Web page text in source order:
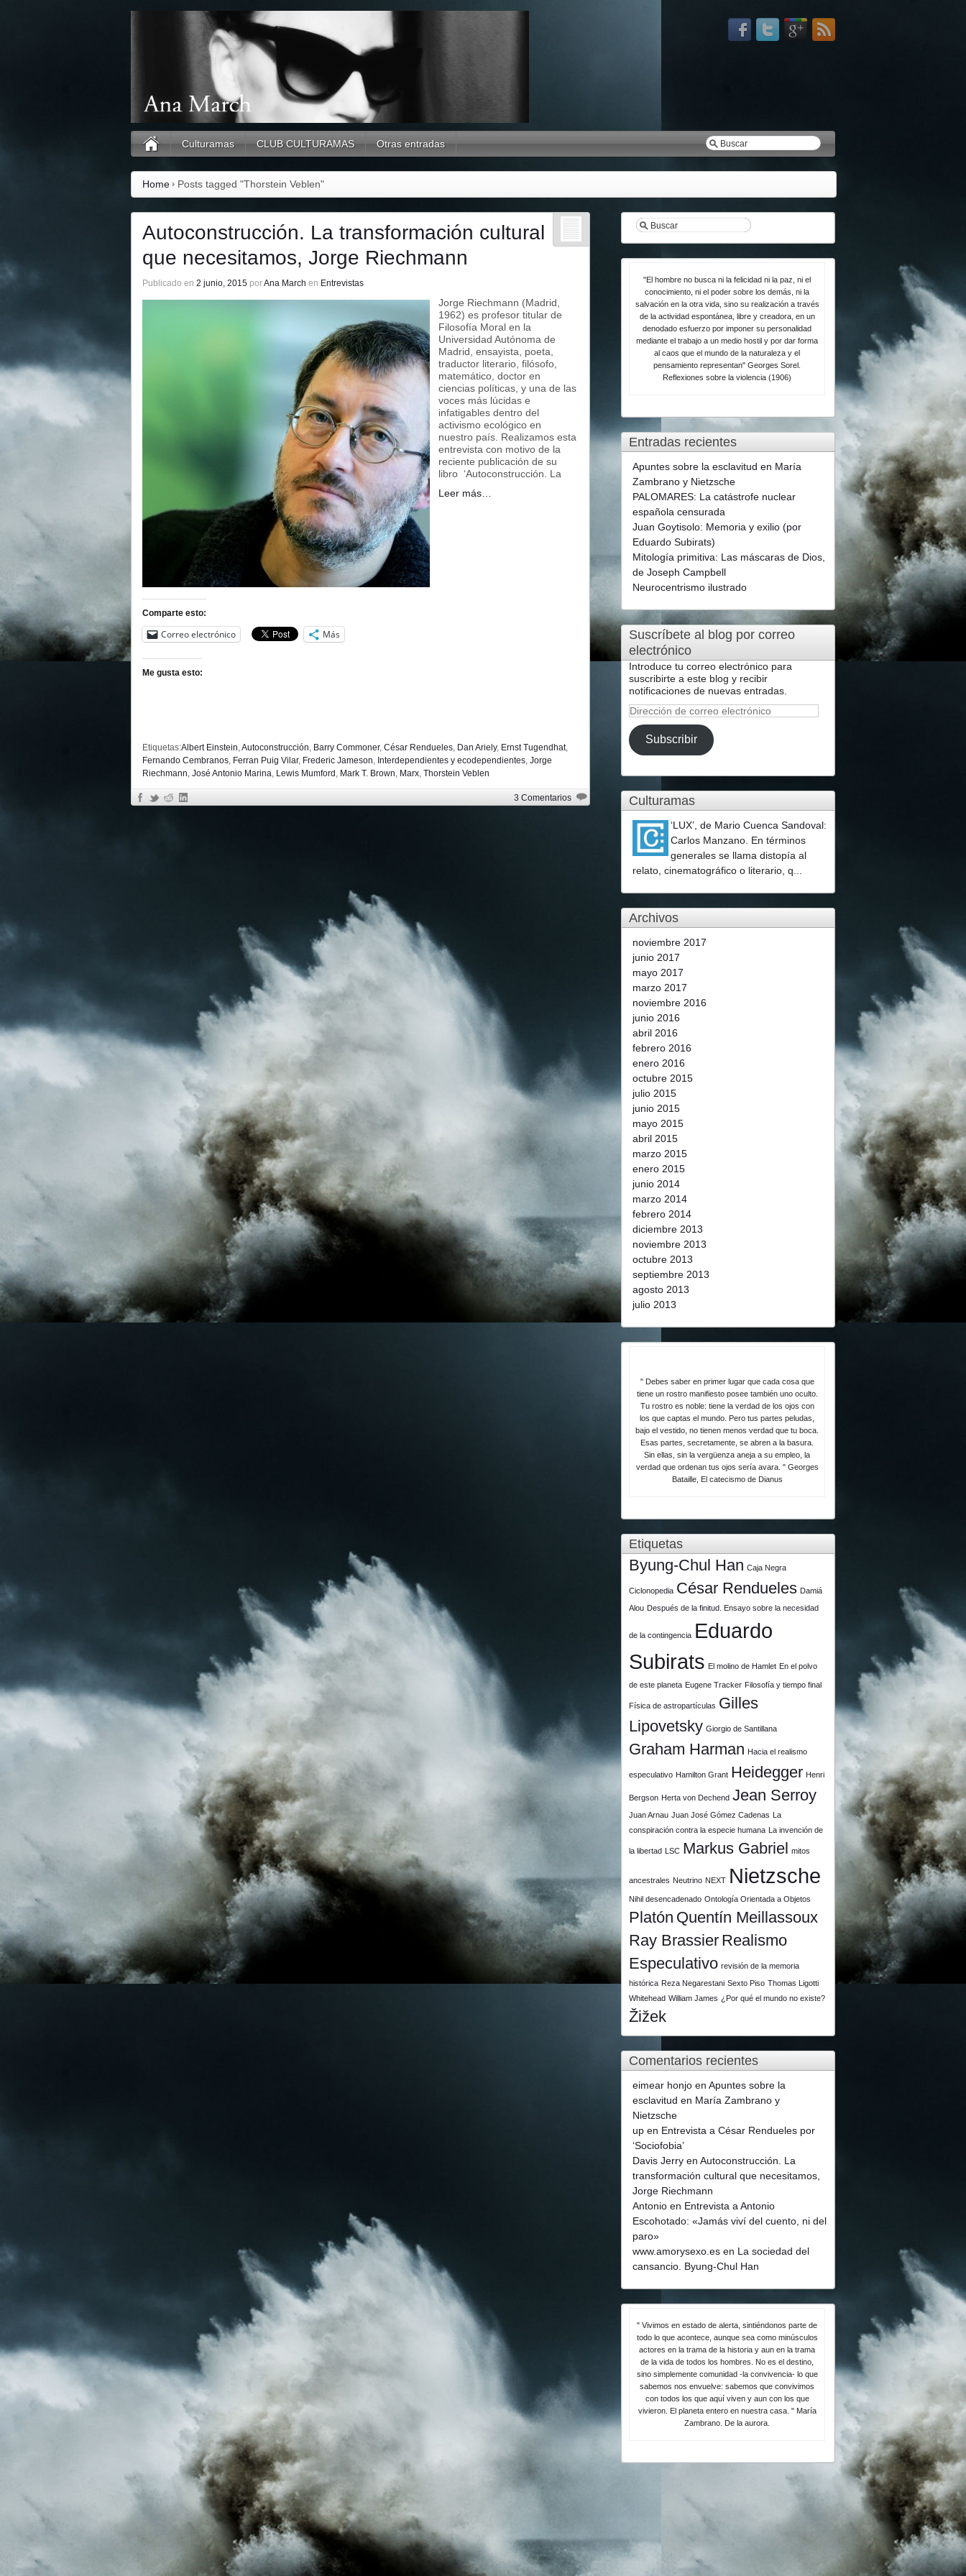
Culturamas CLUB CULTURAMAS Otras entradas
Home Posts tagged "Thorstein Veblen"
Autoconstrucción. La transformación cultural
que necesitamos, Jorge Riechmann
Publicado en 2 junio, 2015 porAna March en Entrevistas
Jorge Riechmann (Madrid,
1962) es profesor titular de
Filosofía Moral en la
Universidad Autónoma de
Madrid, ensayista, poeta,
traductor literario, filósofo,
matemático, doctor en
ciencias políticas, y una de las
voces más lúcidas e
infatigables dentro del
activismo ecológico en
nuestro país. Realizamos esta
entrevista con motivo de la
reciente publicación de su
libro ‘Autoconstrucción. La
Leer más…
Comparte esto:
Correo electrónico Más
Me gusta esto:
Etiquetas:Albert Einstein,Autoconstrucción, Barry Commoner, César Rendueles, Dan Ariely, Ernst Tugendhat,
Fernando Cembranos, Ferran Puig Vilar, Frederic Jameson, Interdependientes y ecodependientes, Jorge
Riechmann, José Antonio Marina, Lewis Mumford , Mark T. Brown, Marx, Thorstein Veblen
3 Comentarios
"El hombre no busca ni la felicidad ni la paz, ni el
conocimiento, ni el poder sobre los demás, ni la
salvación en la otra vida, sino su realización a través
de la actividad espontánea, libre y creadora, en un
denodado esfuerzo por imponer su personalidad
mediante el trabajo a un medio hostil y por dar forma
al caos que el mundo de la naturaleza y el
pensamiento representan" Georges Sorel.
Reflexiones sobre la violencia (1906)
Entradas recientes
Apuntes sobre la esclavitud en María
Zambrano y Nietzsche
PALOMARES: La catástrofe nuclear
española censurada
Juan Goytisolo: Memoria y exilio (por
Eduardo Subirats)
Mitología primitiva: Las máscaras de Dios,
de Joseph Campbell
Neurocentrismo ilustrado
Suscríbete al blog por correo
electrónico
Introduce tu correo electrónico para
suscribirte a este blog y recibir
notificaciones de nuevas entradas.
Dirección
correo
electrónico
Subscribir
Culturamas
‘LUX’, de Mario Cuenca Sandoval:
Carlos Manzano. En términos
generales se llama distopía al
relato, cinematográfico o literario, q...
Archivos
noviembre 2017
junio 2017
mayo 2017
marzo 2017
noviembre 2016
junio 2016
abril 2016
febrero 2016
enero 2016
octubre 2015
julio 2015
junio 2015
mayo 2015
abril 2015
marzo 2015
enero 2015
junio 2014
marzo 2014
febrero 2014
diciembre 2013
noviembre 2013
octubre 2013
septiembre 2013
agosto 2013
julio 2013
" Debes saber en primer lugar que cada cosa que
tiene un rostro manifiesto posee también uno oculto.
Tu rostro es noble: tiene la verdad de los ojos con
los que captas el mundo. Pero tus partes peludas,
bajo el vestido, no tienen menos verdad que tu boca.
Esas partes, secretamente, se abren a la basura.
Sin ellas, sin la vergüenza aneja a su empleo, la
verdad que ordenan tus ojos sería avara. " Georges
Bataille, El catecismo de Dianus
Etiquetas
Byung-Chul Han Caja Negra
Ciclonopedia César Rendueles Damiá
Alou Después de la finitud. Ensayo sobre la necesidad
de la contingencia Eduardo
Subirats El molino de Hamlet En el polvo
de este planeta Eugene Tracker Filosofía y tiempo final
Física de astropartículas Gilles
Lipovetsky Giorgio de Santillana
Graham Harman Hacia el realismo
especulativo Hamilton Grant Heidegger Henri
Bergson Herta von Dechend Jean Serroy
Juan Arnau Juan José Gómez Cadenas La
conspiración contra la especie humana La invención de
la libertad LSC Markus Gabriel mitos
ancestrales Neutrino NEXT Nietzsche
Nihil desencadenado Ontología Orientada a Objetos
Platón Quentín Meillassoux
Ray Brassier Realismo
Especulativo revisión de la memoria
histórica Reza Negarestani Sexto Piso Thomas Ligotti
Whitehead William James ¿Por qué el mundo no existe?
Žižek
Comentarios recientes
eimear honjo enApuntes sobre la
esclavitud en María Zambrano y
Nietzsche
up en Entrevista a César Rendueles por
‘Sociofobia’
Davis Jerry enAutoconstrucción. La
transformación cultural que necesitamos,
Jorge Riechmann
Antonio en Entrevista a Antonio
Escohotado: «Jamás viví del cuento, ni del
paro»
www.amorysexo.es en La sociedad del
cansancio. Byung-Chul Han
" Vivimos en estado de alerta, sintiéndonos parte de
todo lo que acontece, aunque sea como minúsculos
actores en la trama de la historia y aun en la trama
de la vida de todos los hombres. No es el destino,
sino simplemente comunidad -la convivencia- lo que
sabemos nos envuelve: sabemos que convivimos
con todos los que aquí viven y aun con los que
vivieron. El planeta entero en nuestra casa. " María
Zambrano. De la aurora.